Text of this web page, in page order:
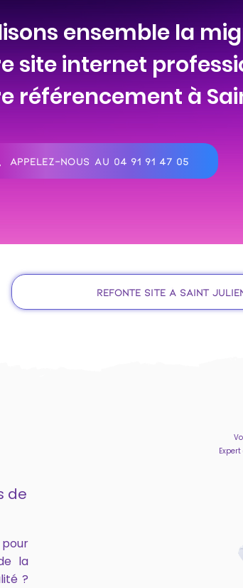
ensemble la
site internet
référencement à
APPELEZ-NOUS AU 04 91 91 47 05
Refonte site à Saint
de
la
?